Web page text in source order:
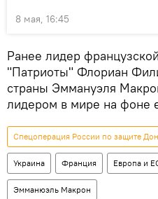
8 мая, 16:45
Ранее лидер
"Патриоты" Флориан
страны Эммануэля
лидером в мире на фоне
Спецоперация России по защите
Украина Франция Европа и
Эмманюэль Макрон